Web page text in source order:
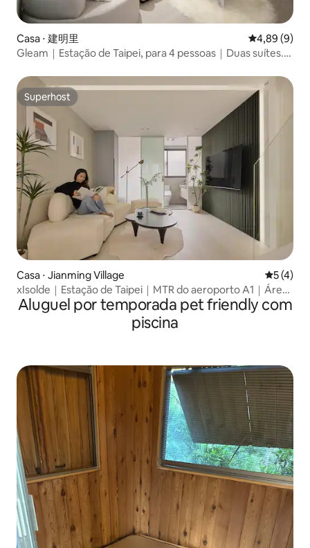
Casa ⋅ 建明里 4,89 de uma
4,89 (9)
Gleam｜Estação de Taipei, para 4 pessoas｜Duas suítes.
MRT do aeroporto A1｜Área comercial de Ximing e
Zhongshan
Superhost
Superhost
Casa ⋅ Jianming Village 5 de
5 (4)
xIsolde｜Estação de Taipei｜MTR do aeroporto A1｜Área
comercial de Ximending｜Cais de Dadaocheng｜
Acomodação para 10 pessoas
Aluguel por temporada pet friendly com
piscina